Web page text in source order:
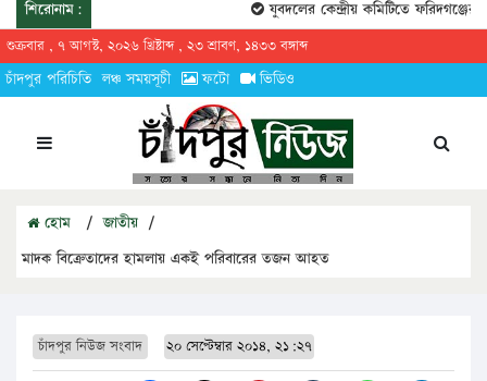
শিরোনাম: যুবদলের কেন্দ্রীয় কমিটিতে ফরিদগঞ্জের
শুক্রবার , ৭ আগস্ট, ২০২৬ খ্রিষ্টাব্দ , ২৩ শ্রাবণ, ১৪৩৩ বঙ্গাব্দ
চাঁদপুর পরিচিতি লঞ্চ সময়সূচী ফটো ভিডিও
হোম / জাতীয় /
মাদক বিক্রেতাদের হামলায় একই পরিবারের তজন আহত
চাঁদপুর নিউজ সংবাদ ২০ সেপ্টেম্বার ২০১৪, ২১:২৭